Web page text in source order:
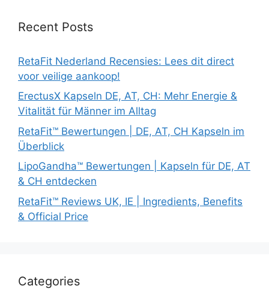
Recent Posts
RetaFit Nederland Recensies: Lees dit direct
voor veilige aankoop!
ErectusX Kapseln DE, AT, CH: Mehr Energie &
Vitalität für Männer im Alltag
RetaFit™ Bewertungen | DE, AT, CH Kapseln im
Überblick
LipoGandha™ Bewertungen | Kapseln für DE, AT
& CH entdecken
RetaFit™ Reviews UK, IE | Ingredients, Benefits
& Official Price
Categories